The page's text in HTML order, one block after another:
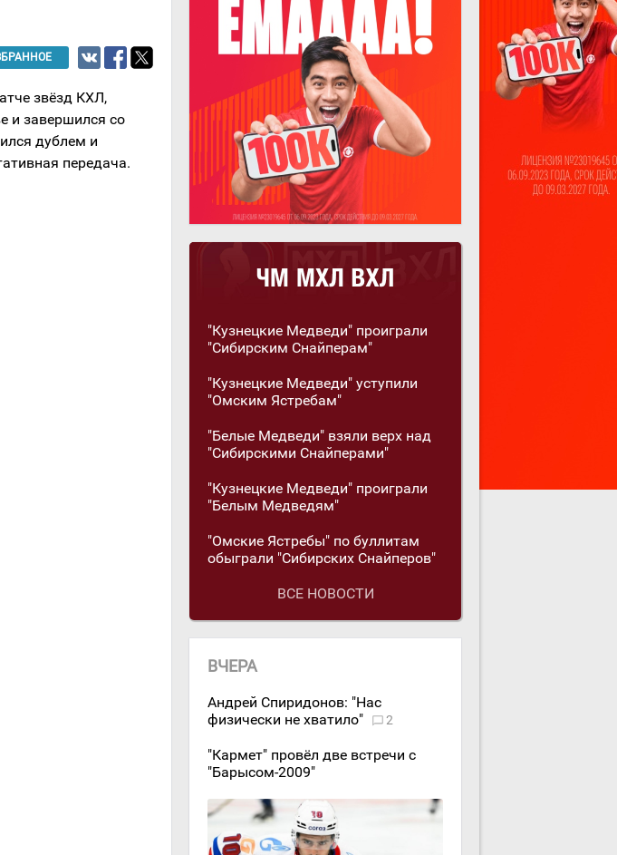
звёзд КХЛ,
и завершился со
дублем и
передача.
"Кузнецкие Медведи" проиграли
"Сибирским Снайперам"
"Кузнецкие Медведи" уступили
"Омским Ястребам"
"Белые Медведи" взяли верх над
"Сибирскими Снайперами"
"Кузнецкие Медведи" проиграли
"Белым Медведям"
"Омские Ястребы" по буллитам
обыграли "Сибирских Снайперов"
ВСЕ НОВОСТИ
ВЧЕРА
Андрей Спиридонов: "Нас
физически не хватило"
2
"Кармет" провёл две встречи с
"Барысом-2009"